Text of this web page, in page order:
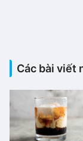
Các bài viết